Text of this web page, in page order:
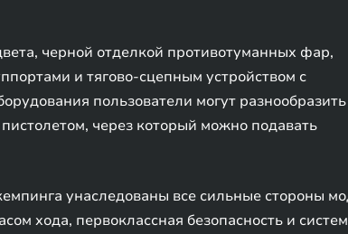
черной отделкой противотуманных фар,
и тягово-сцепным устройством с
пользователи могут
через который можно подавать
унаследованы все сильные стороны
хода, первоклассная безопасность и